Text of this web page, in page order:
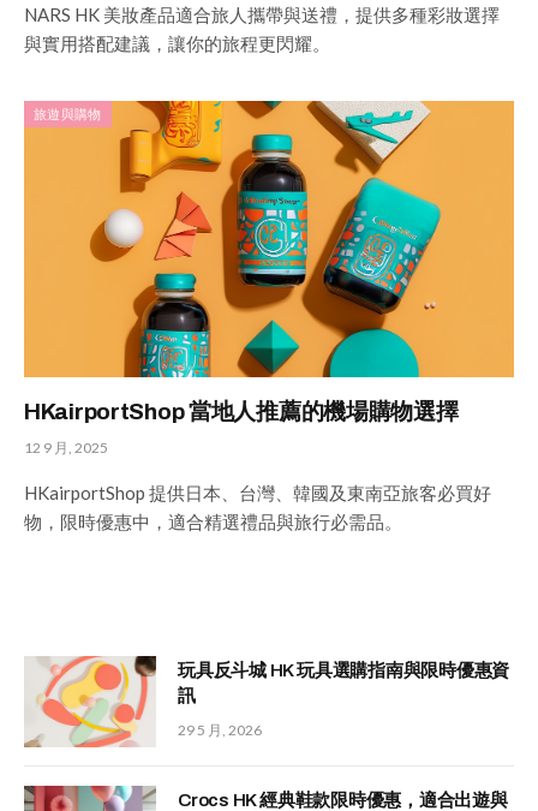
NARS HK 美妝產品適合旅人攜帶與送禮，提供多種彩妝選擇
與實用搭配建議，讓你的旅程更閃耀。
旅遊與購物
HKairportShop 當地人推薦的機場購物選擇
12 9 月, 2025
HKairportShop 提供日本、台灣、韓國及東南亞旅客必買好
物，限時優惠中，適合精選禮品與旅行必需品。
玩具反斗城 HK 玩具選購指南與限時優惠資
訊
29 5 月, 2026
Crocs HK 經典鞋款限時優惠，適合出遊與